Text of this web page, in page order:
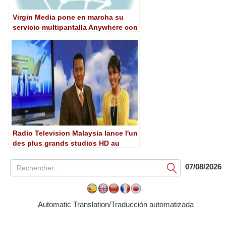
Virgin Media pone en marcha su
servicio multipantalla Anywhere con
Radio Television Malaysia lance l'un
des plus grands studios HD au
Soumettre07/08/2026
Automatic Translation/Traducción automatizada